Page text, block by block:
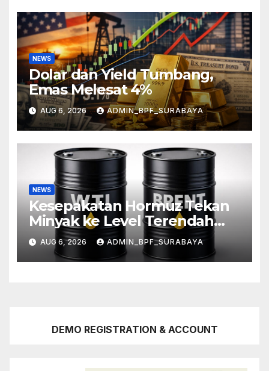
NEWS
Dolar dan Yield Tumbang,
Emas Melesat 4%
AUG 6, 2026 ADMIN_BPF_SURABAYA
NEWS
Kesepakatan Hormuz Tekan
Minyak ke Level Terendah
Sebulan
AUG 6, 2026 ADMIN_BPF_SURABAYA
DEMO REGISTRATION & ACCOUNT